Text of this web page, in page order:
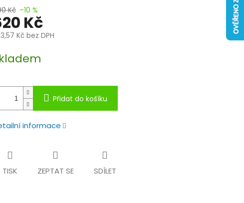
Kč –10 %
Kč
Kč bez DPH
Přidat do košíku
informace
TISK ZEPTAT SE SDÍLET